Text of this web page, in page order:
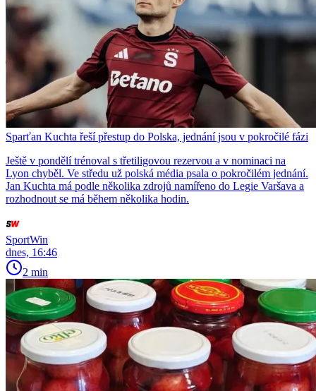
Sparťan Kuchta řeší přestup do Polska, jednání jsou v pokročilé fázi
Ještě v pondělí trénoval s třetiligovou rezervou a v nominaci na
Lyon chyběl. Ve středu už polská média psala o pokročilém jednání.
Jan Kuchta má podle několika zdrojů namířeno do Legie Varšava a
rozhodnout se má během několika hodin.
SportWin
dnes, 16:46
2 min